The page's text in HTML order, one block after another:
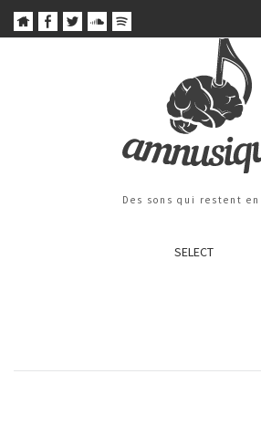
Des sons qui restent
SELECT